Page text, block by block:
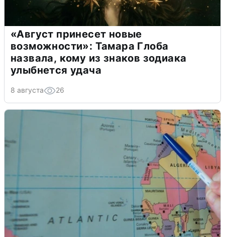
«Август принесет новые
возможности»: Тамара Глоба
назвала, кому из знаков зодиака
улыбнется удача
8 августа 26